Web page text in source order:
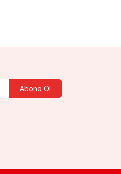
Abone Ol